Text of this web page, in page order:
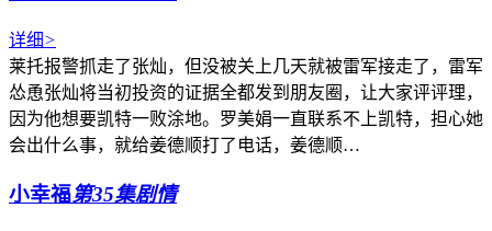
详细>
莱托报警抓走了张灿，但没被关上几天就被雷军接走了，雷军
怂恿张灿将当初投资的证据全都发到朋友圈，让大家评评理，
因为他想要凯特一败涂地。罗美娟一直联系不上凯特，担心她
会出什么事，就给姜德顺打了电话，姜德顺…
小幸福第35集剧情